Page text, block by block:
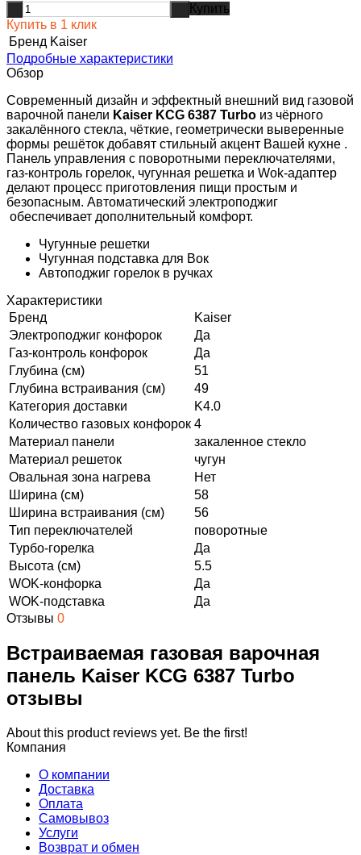
Купить
Купить в 1 клик
Бренд Kaiser
Подробные характеристики
Обзор
Современный дизайн и эффектный внешний вид газовой
варочной панели Kaiser KCG 6387 Turbo из чёрного
закалённого стекла, чёткие, геометрически выверенные
формы решёток добавят стильный акцент Вашей кухне .
Панель управления с поворотными переключателями,
газ-контроль горелок, чугунная решетка и Wok-адаптер
делают процесс приготовления пищи простым и
безопасным. Автоматический электроподжиг
обеспечивает дополнительный комфорт.
Чугунные решетки
Чугунная подставка для Вок
Автоподжиг горелок в ручках
Характеристики
Бренд
Kaiser
Электроподжиг конфорок
Да
Газ-контроль конфорок
Да
Глубина (см)
51
Глубина встраивания (см)
49
Категория доставки
K4.0
Количество газовых конфорок 4
Материал панели
закаленное стекло
Материал решеток
чугун
Овальная зона нагрева
Нет
Ширина (см)
58
Ширина встраивания (см)
56
Тип переключателей
поворотные
Турбо-горелка
Да
Высота (см)
5.5
WOK-конфорка
Да
WOK-подставка
Да
Отзывы 0
Встраиваемая газовая варочная
панель Kaiser KCG 6387 Turbo
отзывы
About this product reviews yet. Be the first!
Компания
О компании
Доставка
Оплата
Самовывоз
Услуги
Возврат и обмен